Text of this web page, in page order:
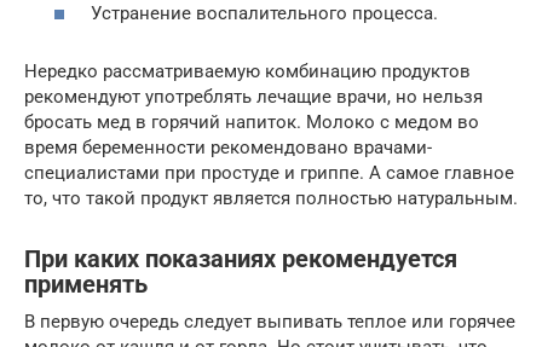
Устранение воспалительного процесса.
Нередко рассматриваемую комбинацию продуктов
рекомендуют употреблять лечащие врачи, но нельзя
бросать мед в горячий напиток. Молоко с медом во
время беременности рекомендовано врачами-
специалистами при простуде и гриппе. А самое главное
то, что такой продукт является полностью натуральным.
При каких показаниях рекомендуется
применять
В первую очередь следует выпивать теплое или горячее